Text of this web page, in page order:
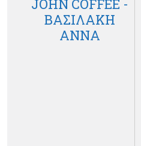
JOHN COFFEE -
ΒΑΣΙΛΑΚΗ
ΑΝΝΑ